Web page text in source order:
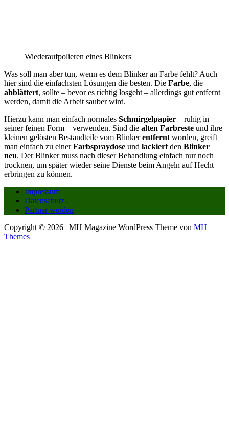
Wiederaufpolieren eines Blinkers
Was soll man aber tun, wenn es dem Blinker an Farbe fehlt? Auch
hier sind die einfachsten Lösungen die besten. Die Farbe, die
abblättert, sollte – bevor es richtig losgeht – allerdings gut entfernt
werden, damit die Arbeit sauber wird.
Hierzu kann man einfach normales Schmirgelpapier – ruhig in
seiner feinen Form – verwenden. Sind die alten Farbreste und ihre
kleinen gelösten Bestandteile vom Blinkerentfernt worden, greift
man einfach zu einerFarbspraydose und lackiert den Blinker
neu. Der Blinker muss nach dieser Behandlung einfach nur noch
trocknen, um später wieder seine Dienste beim Angeln auf Hecht
erbringen zu können.
Impressum
Datenschutz
Partner werden
Copyright © 2026 | MH Magazine WordPress Theme von MH
Themes